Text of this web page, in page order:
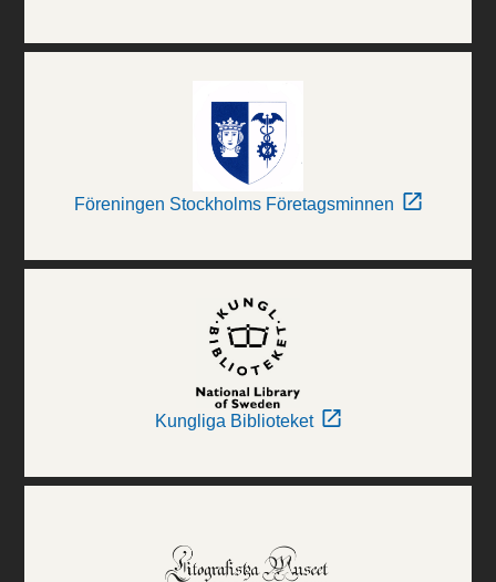
Föreningen Stockholms Företagsminnen
Kungliga Biblioteket